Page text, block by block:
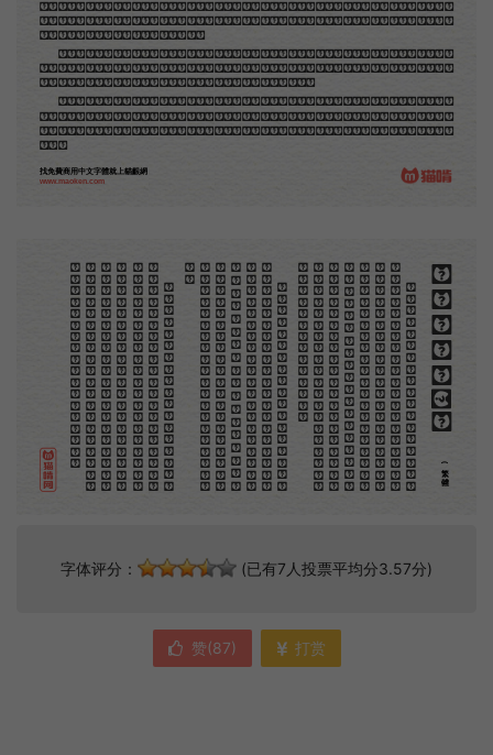
退；清光緒中，英人傅蘭雅氏編印《格致彙編》，插圖就已非中國刻工所能刻，精細的必需由英國運了
圖版來。那就是所謂「木口木刻」，也即「複製木刻」，和用在編給印度人讀的英文書，後來也就移給
中國人讀的英文書上的插畫，是同類的。
那時我還是一個兒童，見了這些圖，便震驚於它的精工活潑，當作寶貝看。到近幾年，才知道西洋
還有一種由畫家一手造成的版畫，也就是原畫，倘用木版，便叫作「創作木刻」，是藝術家直接的創作
品，毫不假手於刻者和印者的。現在我們所要紹介的，便是這一種。
但是至今沒有一本講說木刻的書，這才是第一本。雖然稍簡略，卻已經給了讀者一個大意。由此發
展下去，路是廣大得很。題材會豐富起來的，技藝也會精煉起來的，採取新法，加以中國舊日之所長，
還有開出一條新的路徑來的希望。那時作者各將自己的本領和心得，貢獻出來，中國的木刻界就會發生
光焰。
找免費商用中文字體就上貓齦網
www.maoken.com
木刻創作法·序
地
不
問
東
西
，
凡
木
刻
的
圖
版
，
向
來
是
畫
管
畫，
刻
管
刻
，
印
管
印
的
。
中
國
用
得
最
早
，
而
照
例也
久
經
衰
退
；
清
光
緒
中
，
英
人
傅
蘭
雅
氏
編
印
《格
致
彙
編
》
，
插
圖
就
已
非
中
國
刻
工
所
能
刻
，
精細
的
必
需
由
英
國
運
了
圖
版
來
。
那
就
是
所
謂
「木
口
木
刻
」
，
也
即
「
複
製
木
刻
」
，
和
用
在
編
給印
度
人
讀
的
英
文
書
，
後
來
也
就
移
給
中
國
人
讀
的英
文
書
上
的
插
畫
，
是
同
類
的
。
那
時
我
還
是
一
個
兒
童
，
見
了
這
些
圖
，
便
震
驚於
它
的
精
工
活
潑
，
當
作
寶
貝
看
。
到
近
幾
年
，
才知
道
西
洋
還
有
一
種
由
畫
家
一
手
造
成
的
版
畫
，
也就
是
原
畫
，
倘
用
木
版
，
便
叫
作
「
創
作
木
刻」
，
是
藝
術
家
直
接
的
創
作
品
，
毫
不
假
手
於
刻
者和
印
者
的
。
現
在
我
們
所
要
紹
介
的
，
便
是
這
一
種
。
但
是
至
今
沒
有
一
本
講
說
木
刻
的
書
，
這
才
是
第一
本
。
雖
然
稍
簡
略
，
卻
已
經
給
了
讀
者
一
個
大
意。
由
此
發
展
下
去
，
路
是
廣
大
得
很
。
題
材
會
豐
富起
來
的
，
技
藝
也
會
精
煉
起
來
的
，
採
取
新
法
，
加以
中
國
舊
日
之
所
長
，
還
有
開
出
一
條
新
的
路
徑
來的
希
望
。
那
時
作
者
各
將
自
己
的
本
領
和
心
得
，
貢獻
出
來
，
中
國
的
木
刻
界
就
會
發
生
光
焰
。
(繁體)
字体评分： (已有7人投票平均分3.57分)
赞(87) 打赏